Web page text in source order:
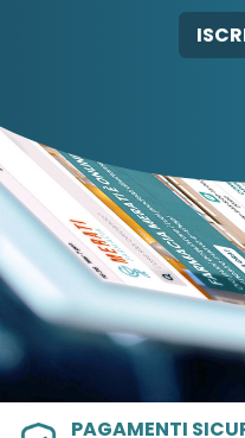
AB-GLOBAL SRL
PAGAMENTI